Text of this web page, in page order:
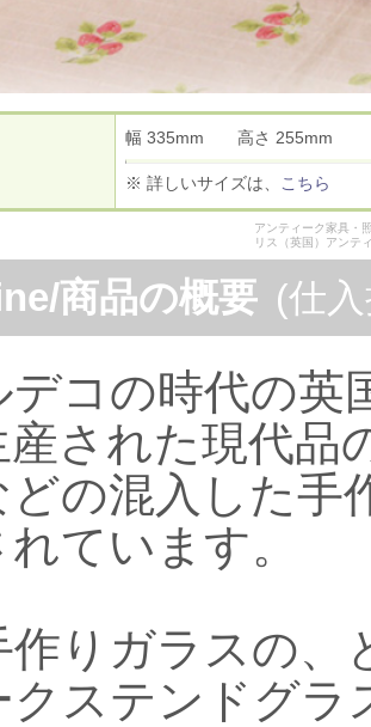
幅 335mm 高さ 255mm
※ 詳しいサイズは、 こちら
アンティーク家具・
リス（英国）アンテ
商品の概要 (仕
デコの時代の英
産された現代品
どの混入した手
ています。
作りガラスの、
クステンドグラ